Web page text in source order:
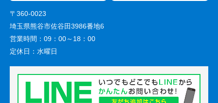
〒360-0023
埼玉県熊谷市佐谷田3986番地6
営業時間： 09：00～18：00
定休日： 水曜日